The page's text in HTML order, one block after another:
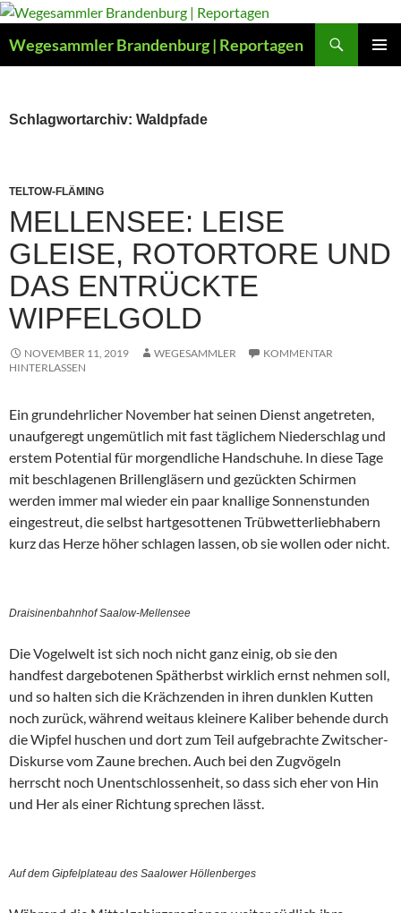
Zum
springen
Wegesammler Brandenburg | Reportagen
Schlagwortarchiv: Waldpfade
TELTOW-FLÄMING
MELLENSEE: LEISE
GLEISE, ROTORTORE UND
DAS ENTRÜCKTE
WIPFELGOLD
NOVEMBER 11, 2019 WEGESAMMLER
KOMMENTAR
HINTERLASSEN
Ein grundehrlicher November hat seinen Dienst angetreten,
unaufgeregt ungemütlich mit fast täglichem Niederschlag und
erstem Potential für morgendliche Handschuhe. In diese Tage
mit beschlagenen Brillengläsern und gezückten Schirmen
werden immer mal wieder ein paar knallige Sonnenstunden
eingestreut, die selbst hartgesottenen Trübwetterliebhabern
kurz das Herze höher schlagen lassen, ob sie wollen oder nicht.
Draisinenbahnhof Saalow-Mellensee
Die Vogelwelt ist sich noch nicht ganz einig, ob sie den
handfest dargebotenen Spätherbst wirklich ernst nehmen soll,
und so halten sich die Krächzenden in ihren dunklen Kutten
noch zurück, während weitaus kleinere Kaliber behende durch
die Wipfel huschen und dort zum Teil aufgebrachte Zwitscher-
Diskurse vom Zaune brechen. Auch bei den Zugvögeln
herrscht noch Unentschlossenheit, so dass sich eher von Hin
und Her als einer Richtung sprechen lässt.
Auf dem Gipfelplateau des Saalower Höllenberges